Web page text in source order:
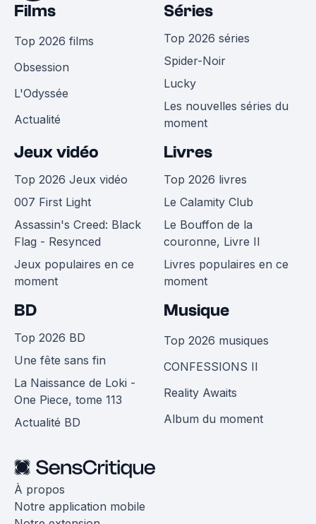
Films
Top 2026 films
Obsession
L'Odyssée
Actualité
Séries
Top 2026 séries
Spider-Noir
Lucky
Les nouvelles séries du
moment
Jeux vidéo
Top 2026 Jeux vidéo
007 First Light
Assassin's Creed: Black
Flag - Resynced
Jeux populaires en ce
moment
Livres
Top 2026 livres
Le Calamity Club
Le Bouffon de la
couronne, Livre II
Livres populaires en ce
moment
BD
Top 2026 BD
Une fête sans fin
La Naissance de Loki -
One Piece, tome 113
Actualité BD
Musique
Top 2026 musiques
CONFESSIONS II
Reality Awaits
Album du moment
À propos
Notre application mobile